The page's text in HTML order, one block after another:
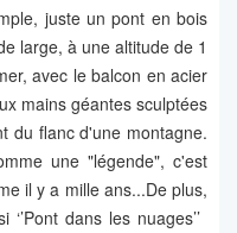
juste un pont en bois
large, à une altitude de 1
avec le balcon en acier
mains géantes sculptées
du flanc d'une montagne.
une "légende", c'est
il y a mille ans...De plus,
dans les nuages’’